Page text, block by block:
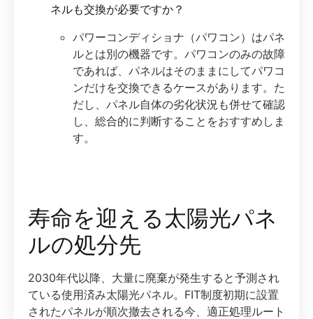
ネルも交換が必要ですか？
パワーコンディショナ（パワコン）はパネ
ルとは別の機器です。パワコンのみの故障
であれば、パネルはそのままにしてパワコ
ンだけを交換できるケースがあります。た
だし、パネル自体の劣化状況も併せて確認
し、総合的に判断することをおすすめしま
す。
寿命を迎える太陽光パネ
ルの処分先
2030年代以降、大量に廃棄が発生すると予測され
ている使用済み太陽光パネル。FIT制度初期に設置
されたパネルが順次撤去される今、適正処理ルート